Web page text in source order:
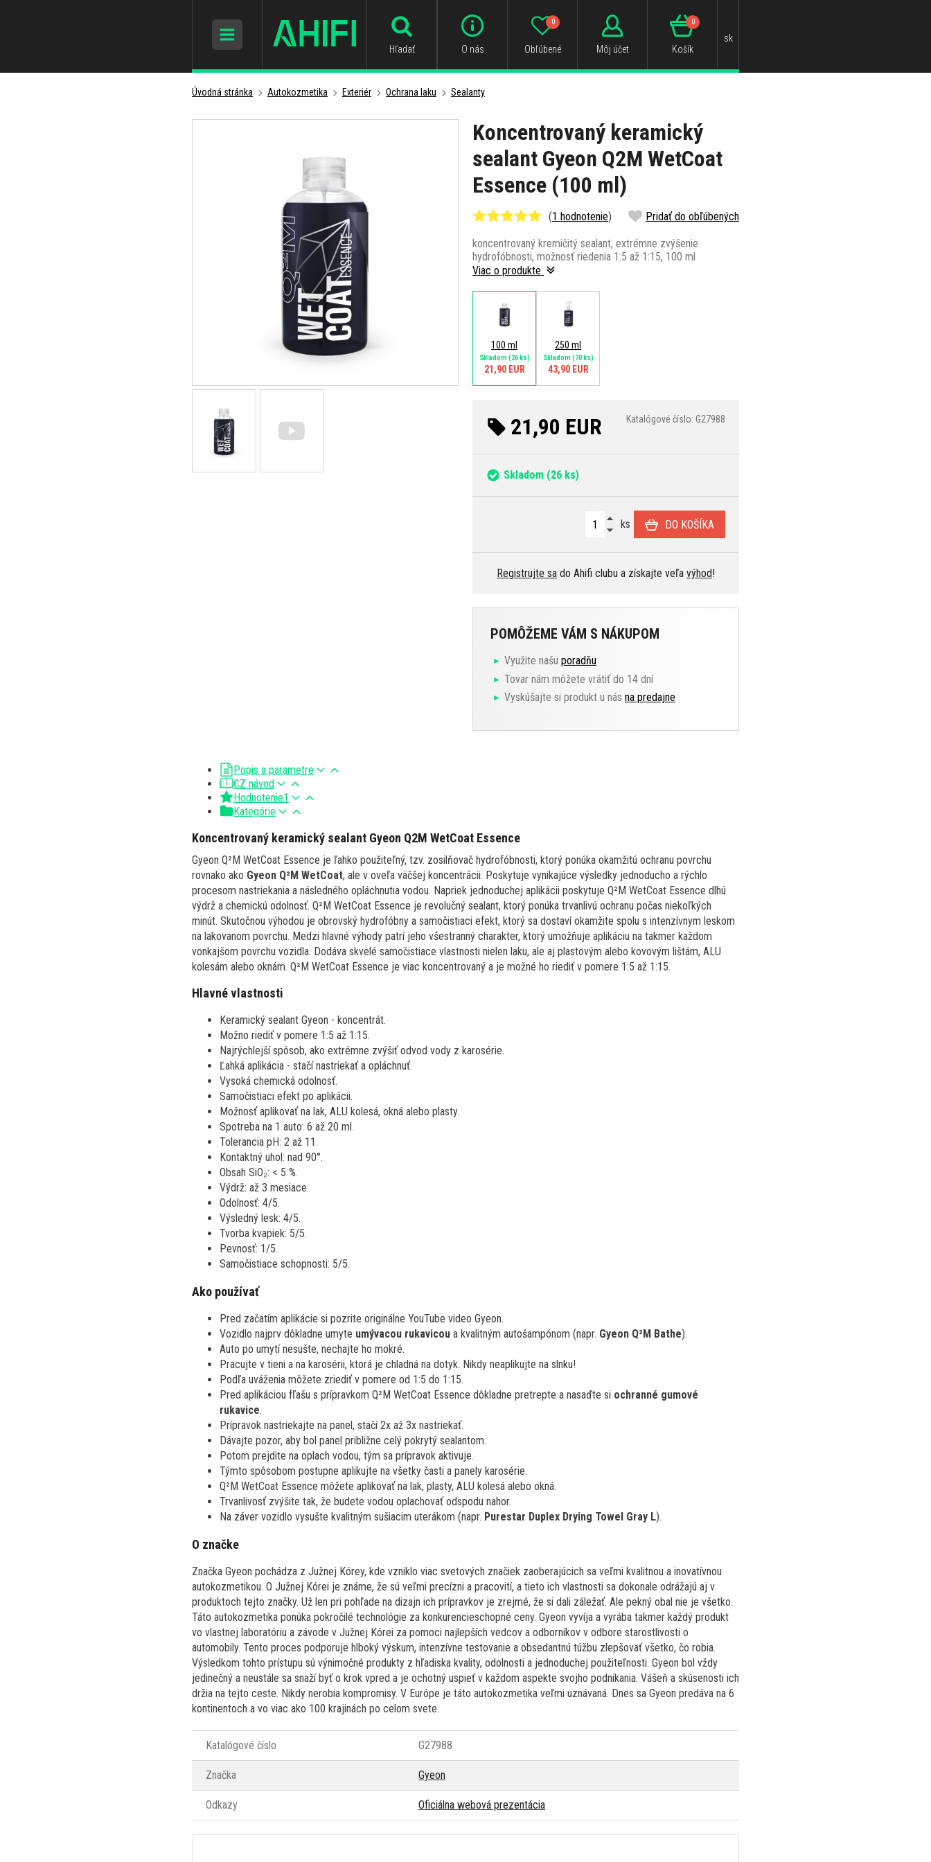
Hľadať O nás Obľúbené
0
Môj účet Košík
0
sk
Úvodná stránka Autokozmetika Exteriér Ochrana laku Sealanty
Koncentrovaný keramický
sealant Gyeon Q2M WetCoat
Essence (100 ml)
(1 hodnotenie) Pridať do obľúbených
koncentrovaný kremičitý sealant, extrémne zvýšenie
hydrofóbnosti, možnosť riedenia 1:5 až 1:15, 100 ml
Viac o produkte
100 ml
Skladom(26 ks)
21,90 EUR
250 ml
Skladom(70 ks)
43,90 EUR
21,90 EUR Katalógové číslo: G27988
Skladom (26 ks)
ks DO KOŠÍKA
Registrujte sa do Ahifi clubu a získajte veľa výhod!
POMÔŽEME VÁM S NÁKUPOM
Využite našu poradňu
Tovar nám môžete vrátiť do 14 dní
Vyskúšajte si produkt u nás na predajne
Popis a parametre
CZ návod
Hodnotenie1
Kategórie
Koncentrovaný keramický sealant Gyeon Q2M WetCoat Essence
Gyeon Q²M WetCoat Essence je ľahko použiteľný, tzv. zosilňovač hydrofóbnosti, ktorý ponúka okamžitú ochranu povrchu
rovnako ako Gyeon Q²M WetCoat, ale v oveľa väčšej koncentrácii. Poskytuje vynikajúce výsledky jednoducho a rýchlo
procesom nastriekania a následného opláchnutia vodou. Napriek jednoduchej aplikácii poskytuje Q²M WetCoat Essence dlhú
výdrž a chemickú odolnosť. Q²M WetCoat Essence je revolučný sealant, ktorý ponúka trvanlivú ochranu počas niekoľkých
minút. Skutočnou výhodou je obrovský hydrofóbny a samočistiaci efekt, ktorý sa dostaví okamžite spolu s intenzívnym leskom
na lakovanom povrchu. Medzi hlavné výhody patrí jeho všestranný charakter, ktorý umožňuje aplikáciu na takmer každom
vonkajšom povrchu vozidla. Dodáva skvelé samočistiace vlastnosti nielen laku, ale aj plastovým alebo kovovým lištám, ALU
kolesám alebo oknám. Q²M WetCoat Essence je viac koncentrovaný a je možné ho riediť v pomere 1:5 až 1:15.
Hlavné vlastnosti
Keramický sealant Gyeon - koncentrát.
Možno riediť v pomere 1:5 až 1:15.
Najrýchlejší spôsob, ako extrémne zvýšiť odvod vody z karosérie.
Ľahká aplikácia - stačí nastriekať a opláchnuť.
Vysoká chemická odolnosť.
Samočistiaci efekt po aplikácii.
Možnosť aplikovať na lak, ALU kolesá, okná alebo plasty.
Spotreba na 1 auto: 6 až 20 ml.
Tolerancia pH: 2 až 11.
Kontaktný uhol: nad 90°.
Obsah SiO₂: < 5 %.
Výdrž: až 3 mesiace.
Odolnosť: 4/5.
Výsledný lesk: 4/5.
Tvorba kvapiek: 5/5.
Pevnosť: 1/5.
Samočistiace schopnosti: 5/5.
Ako používať
Pred začatím aplikácie si pozrite originálne YouTube video Gyeon.
Vozidlo najprv dôkladne umyte umývacou rukavicou a kvalitným autošampónom (napr. Gyeon Q²M Bathe).
Auto po umytí nesušte, nechajte ho mokré.
Pracujte v tieni a na karosérii, ktorá je chladná na dotyk. Nikdy neaplikujte na slnku!
Podľa uváženia môžete zriediť v pomere od 1:5 do 1:15.
Pred aplikáciou fľašu s prípravkom Q²M WetCoat Essence dôkladne pretrepte a nasaďte si ochranné gumové
rukavice.
Prípravok nastriekajte na panel, stačí 2x až 3x nastriekať.
Dávajte pozor, aby bol panel približne celý pokrytý sealantom.
Potom prejdite na oplach vodou, tým sa prípravok aktivuje.
Týmto spôsobom postupne aplikujte na všetky časti a panely karosérie.
Q²M WetCoat Essence môžete aplikovať na lak, plasty, ALU kolesá alebo okná.
Trvanlivosť zvýšite tak, že budete vodou oplachovať odspodu nahor.
Na záver vozidlo vysušte kvalitným sušiacim uterákom (napr. Purestar Duplex Drying Towel Gray L).
O značke
Značka Gyeon pochádza z Južnej Kórey, kde vzniklo viac svetových značiek zaoberajúcich sa veľmi kvalitnou a inovatívnou
autokozmetikou. O Južnej Kórei je známe, že sú veľmi precízni a pracovití, a tieto ich vlastnosti sa dokonale odrážajú aj v
produktoch tejto značky. Už len pri pohľade na dizajn ich prípravkov je zrejmé, že si dali záležať. Ale pekný obal nie je všetko.
Táto autokozmetika ponúka pokročilé technológie za konkurencieschopné ceny. Gyeon vyvíja a vyrába takmer každý produkt
vo vlastnej laboratóriu a závode v Južnej Kórei za pomoci najlepších vedcov a odborníkov v odbore starostlivosti o
automobily. Tento proces podporuje hlboký výskum, intenzívne testovanie a obsedantnú túžbu zlepšovať všetko, čo robia.
Výsledkom tohto prístupu sú výnimočné produkty z hľadiska kvality, odolnosti a jednoduchej použiteľnosti. Gyeon bol vždy
jedinečný a neustále sa snaží byť o krok vpred a je ochotný uspieť v každom aspekte svojho podnikania. Vášeň a skúsenosti ich
držia na tejto ceste. Nikdy nerobia kompromisy. V Európe je táto autokozmetika veľmi uznávaná. Dnes sa Gyeon predáva na 6
kontinentoch a vo viac ako 100 krajinách po celom svete.
Katalógové číslo G27988
Značka Gyeon
Odkazy Oficiálna webová prezentácia